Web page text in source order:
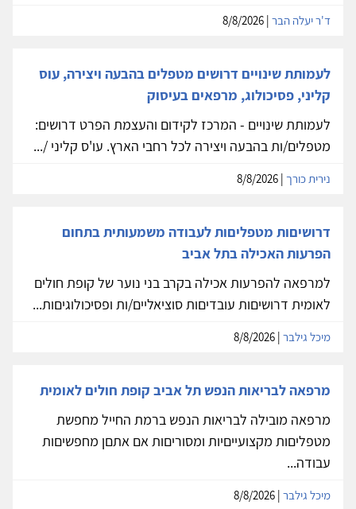
ד'ר יעלה הבר
לעמותת שינויים דרושים מטפלים בהבעה ויצירה, עוס
קליני, פסיכולוג, מרפאים בעיסוק
לעמותת שינויים - המרכז לקידום והעצמת הפרט דרושים:
מטפלים/ות בהבעה ויצירה לכל רחבי הארץ. עו'ס קליני /...
נירית כורך
דרושיםות מטפליםות לעבודה משמעותית בתחום
הפרעות האכילה בתל אביב
למרפאה להפרעות אכילה בקרב בני נוער של קופת חולים
לאומית דרושיםות עובדיםות סוציאליים/ות ופסיכולוגיםות...
מיכל גילבר
מרפאה לבריאות הנפש תל אביב קופת חולים לאומית
מרפאה מובילה לבריאות הנפש ברמת החייל מחפשת
מטפליםות מקצועייםיות ומסוריםות אם אתםן מחפשיםות
עבודה...
מיכל גילבר